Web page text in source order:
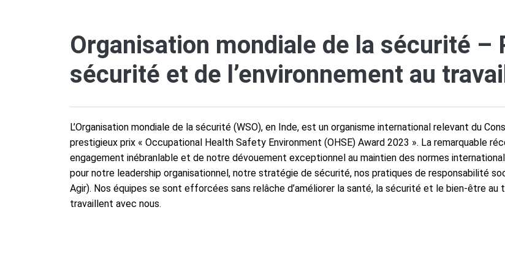
Organisation mondiale de la sécurité –
sécurité et de l’environnement au
L’Organisation mondiale de la sécurité (WSO), en Inde, est un organisme international relevant du
prestigieux prix « Occupational Health Safety Environment (OHSE) Award 2023 ». La remarquable
engagement inébranlable et de notre dévouement exceptionnel au maintien des normes
pour notre leadership organisationnel, notre stratégie de sécurité, nos pratiques de responsabilité
Agir). Nos équipes se sont efforcées sans relâche d’améliorer la santé, la sécurité et le bien-être
travaillent avec nous.